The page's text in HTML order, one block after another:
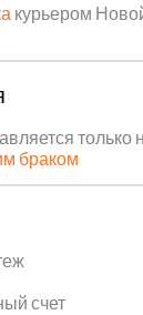
курьером
только
браком
счет